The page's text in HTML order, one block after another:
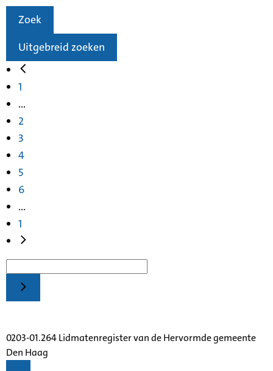
Zoek
Uitgebreid zoeken
1
...
2
3
4
5
6
...
1
0203-01.264 Lidmatenregister van de Hervormde gemeente
Den Haag